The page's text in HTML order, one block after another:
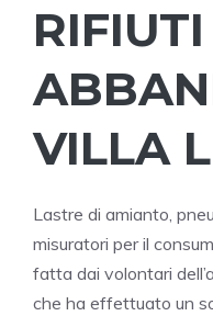
RIFIUTI
VILLA
Lastre di amianto,
misuratori per il
fatta dai volontari
che ha effettuato un